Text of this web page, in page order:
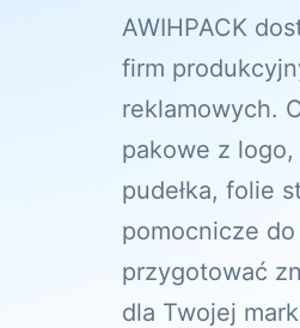
AWIHPACK
firm
reklamowych.
pakowe z
pudełka, folie
pomocnicze
przygotować
dla Twojej